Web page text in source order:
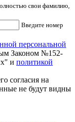
свои фамилию,
Введите номер
персональной
Законом №152-
и политикой
согласия на
не будут видны